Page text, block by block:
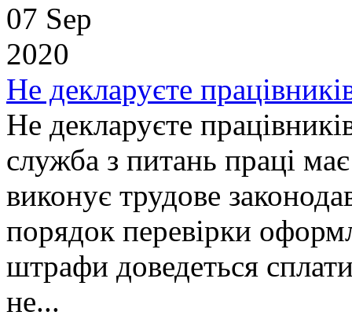
07 Sep
2020
Не декларуєте
Не декларуєте
служба з питань праці
виконує трудове
порядок перевірки
штрафи доведеться
не...